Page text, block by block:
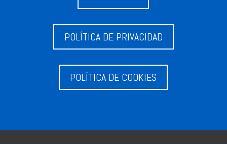
POLÍTICA DE PRIVACIDAD
POLÍTICA DE COOKIES